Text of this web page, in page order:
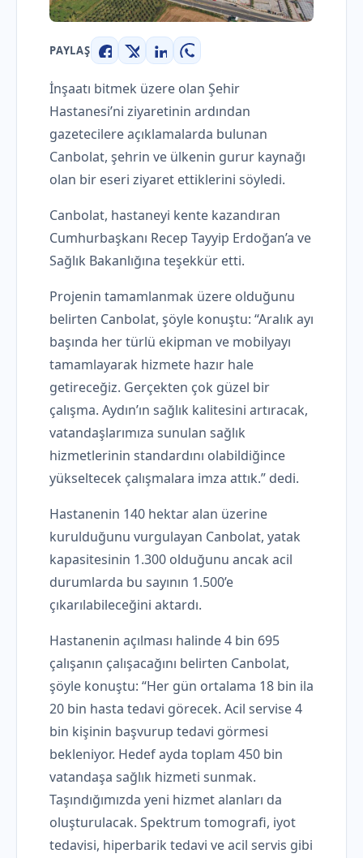
PAYLAŞ
Facebook
X LinkedInWhatsApp
İnşaatı bitmek üzere olan Şehir
Hastanesi’ni ziyaretinin ardından
gazetecilere açıklamalarda bulunan
Canbolat, şehrin ve ülkenin gurur kaynağı
olan bir eseri ziyaret ettiklerini söyledi.
Canbolat, hastaneyi kente kazandıran
Cumhurbaşkanı Recep Tayyip Erdoğan’a ve
Sağlık Bakanlığına teşekkür etti.
Projenin tamamlanmak üzere olduğunu
belirten Canbolat, şöyle konuştu: “Aralık ayı
başında her türlü ekipman ve mobilyayı
tamamlayarak hizmete hazır hale
getireceğiz. Gerçekten çok güzel bir
çalışma. Aydın’ın sağlık kalitesini artıracak,
vatandaşlarımıza sunulan sağlık
hizmetlerinin standardını olabildiğince
yükseltecek çalışmalara imza attık.” dedi.
Hastanenin 140 hektar alan üzerine
kurulduğunu vurgulayan Canbolat, yatak
kapasitesinin 1.300 olduğunu ancak acil
durumlarda bu sayının 1.500’e
çıkarılabileceğini aktardı.
Hastanenin açılması halinde 4 bin 695
çalışanın çalışacağını belirten Canbolat,
şöyle konuştu: “Her gün ortalama 18 bin ila
20 bin hasta tedavi görecek. Acil servise 4
bin kişinin başvurup tedavi görmesi
bekleniyor. Hedef ayda toplam 450 bin
vatandaşa sağlık hizmeti sunmak.
Taşındığımızda yeni hizmet alanları da
oluşturulacak. Spektrum tomografi, iyot
tedavisi, hiperbarik tedavi ve acil servis gibi